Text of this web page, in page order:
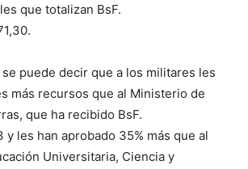
que totalizan BsF.
puede decir que a los militares les
más recursos que al Ministerio de
que ha recibido BsF.
y les han aprobado 35% más que al
Universitaria, Ciencia y